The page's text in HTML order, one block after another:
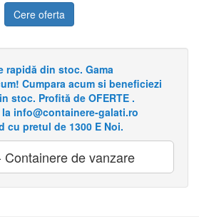
Cere oferta
rapidă din stoc. Gama
Cumpara acum si beneficiezi
stoc. Profită de OFERTE .
info@containere-galati.ro
cu pretul de 1300 E Noi.
Containere de vanzare